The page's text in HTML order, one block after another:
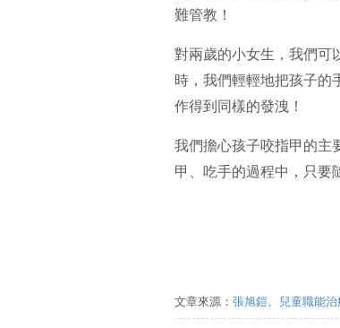
難管教！
對兩歲的小女生，我們可
時，我們輕輕地把孩子的
作得到同樣的發洩！
我們擔心孩子咬指甲的主
甲、吃手的過程中，只要
文章來源： 張旭鎧。兒童職能治